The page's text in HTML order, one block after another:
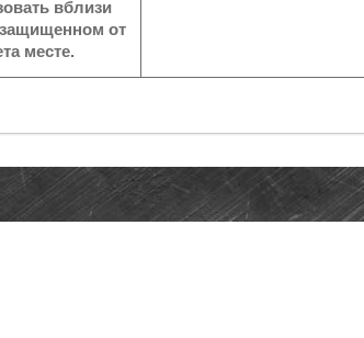
вблизи
защищенном от
месте.